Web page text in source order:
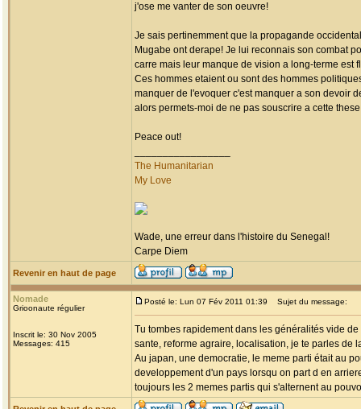
j'ose me vanter de son oeuvre!
Je sais pertinemment que la propagande
Mugabe ont derape! Je lui reconnais son combat
carre mais leur manque de vision a long-terme est
Ces hommes etaient ou sont des hommes
manquer de l'evoquer c'est manquer a son devoir
alors permets-moi de ne pas souscrire a cette
Peace out!
The Humanitarian
My Love
Wade, une erreur dans l'histoire du Senegal!
Carpe Diem
Revenir en haut de page
Nomade
Grioonaute régulier
Inscrit le: 30 Nov 2005
Messages: 415
Posté le: Lun 07 Fév 2011 01:39 Sujet du message:
Tu tombes rapidement dans les généralités vide
sante, reforme agraire, localisation, je te parles de
Au japan, une democratie, le meme parti était au
developpement d'un pays lorsqu on part d en
toujours les 2 memes partis qui s'alternent au